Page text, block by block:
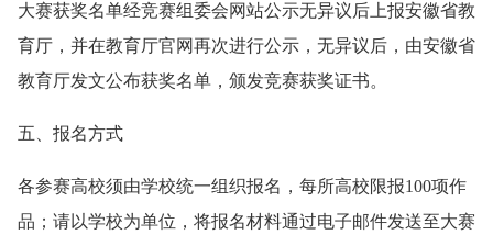
大赛获奖名单经竞赛组委会网站公示无异议后上报安徽省教
育厅，并在教育厅官网再次进行公示，无异议后，由安徽省
教育厅发文公布获奖名单，颁发竞赛获奖证书。
五、报名方式
各参赛高校须由学校统一组织报名，每所高校限报100项作
品；请以学校为单位，将报名材料通过电子邮件发送至大赛